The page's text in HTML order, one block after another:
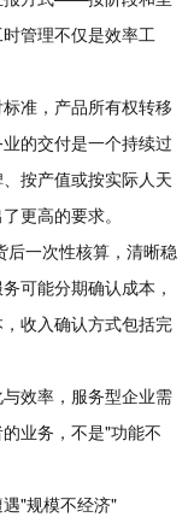
管理不仅是效率工
准，产品所有权转移
的交付是一个持续过
按产值或按实际人天
更高的要求。
一次性核算，清晰稳
可能分期确认成本，
收入确认方式包括完
效率，服务型企业需
业务，不是"功能不
"规模不经济"